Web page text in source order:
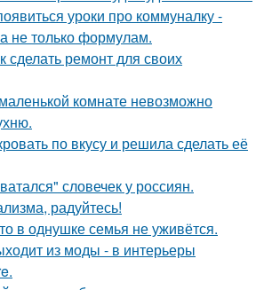
уроки про коммуналку -
не только формулам.
сделать ремонт для своих
комнате невозможно
по вкусу и решила сделать её
словечек у россиян.
радуйтесь!
в однушке семья не уживётся.
из моды - в интерьеры